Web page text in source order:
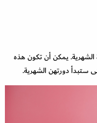
الشهرية. يمكن أن تكون هذه
ستبدأ دورتهن الشهرية.